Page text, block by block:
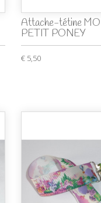
Attache-tétine
PETIT PONEY
€ 5,50